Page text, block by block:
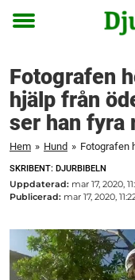
Toggle
Fotografen
hjälp från
ser han fyra
Hem » Hund »
SKRIBENT: DJURBIBELN
Uppdaterad: mar 17, 2020,
Publicerad: mar 17, 2020,